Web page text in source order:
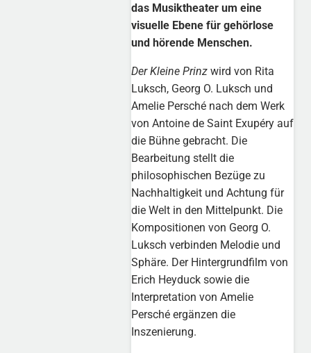
das Musiktheater um eine
visuelle Ebene für gehörlose
und hörende Menschen.
Der Kleine Prinz wird von Rita
Luksch, Georg O. Luksch und
Amelie Persché nach dem Werk
von Antoine de Saint Exupéry auf
die Bühne gebracht. Die
Bearbeitung stellt die
philosophischen Bezüge zu
Nachhaltigkeit und Achtung für
die Welt in den Mittelpunkt. Die
Kompositionen von Georg O.
Luksch verbinden Melodie und
Sphäre. Der Hintergrundfilm von
Erich Heyduck sowie die
Interpretation von Amelie
Persché ergänzen die
Inszenierung.